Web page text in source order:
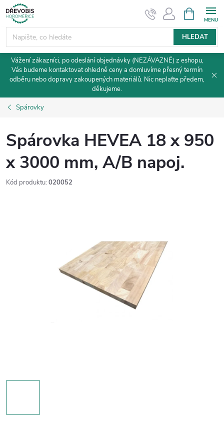
Přejít
na
obsah
HLEDAT
NÁKUPNÍ
KOŠÍK
Vážení zákazníci, po odeslání objednávky (NEZÁVAZNÉ) z eshopu,
Vás budeme kontaktovat ohledně ceny a domluvíme přesný termín
odběru nebo dopravy zakoupených materiálů. Nic neplaťte předem,
děkujeme.
Spárovky
Spárovka HEVEA 18 x 950
x 3000 mm, A/B napoj.
Kód produktu: 020052